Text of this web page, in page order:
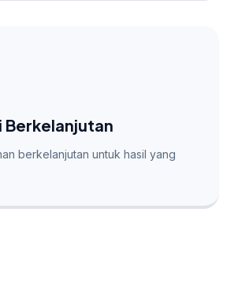
berkelanjutan untuk hasil yang